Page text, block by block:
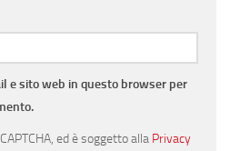
e sito web in questo browser per
ed è soggetto alla Privacy